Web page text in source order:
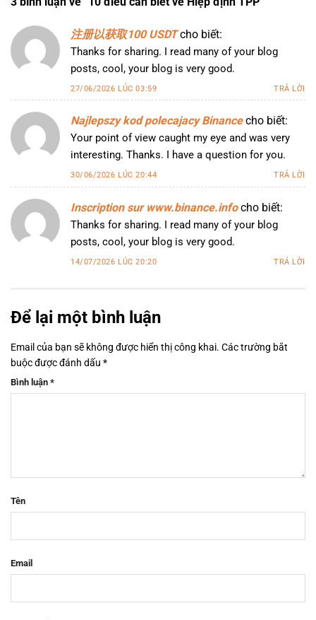
注册以获取100 USDT cho biết:
Thanks for sharing. I read many of your blog
posts, cool, your blog is very good.
27/06/2026 LÚC 03:59 TRẢ LỜI
Najlepszy kod polecajacy Binance cho biết:
Your point of view caught my eye and was very
interesting. Thanks. I have a question for you.
30/06/2026 LÚC 20:44 TRẢ LỜI
Inscription sur www.binance.info cho biết:
Thanks for sharing. I read many of your blog
posts, cool, your blog is very good.
14/07/2026 LÚC 20:20 TRẢ LỜI
Để lại một bình luận
Email của bạn sẽ không được hiển thị công khai. Các trường bắt
buộc được đánh dấu *
Bình luận *
Tên
Email